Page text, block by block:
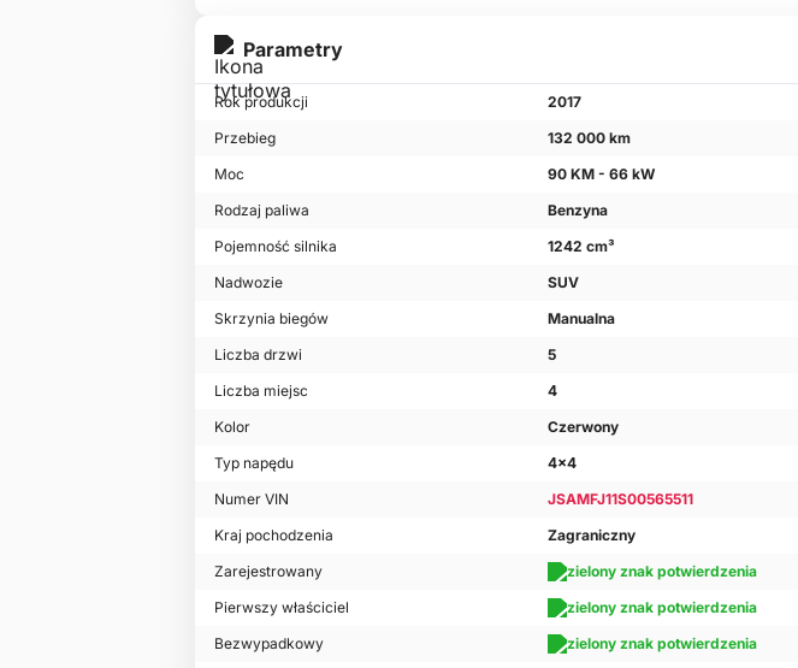
Parametry
Rok produkcji
2017
Przebieg
132 000 km
Moc
90 KM - 66 kW
Rodzaj paliwa
Benzyna
Pojemność silnika
1242 cm³
Nadwozie
SUV
Skrzynia biegów
Manualna
Liczba drzwi
5
Liczba miejsc
4
Kolor
Czerwony
Typ napędu
4x4
Numer VIN
JSAMFJ11S00565511
Kraj pochodzenia
Zagraniczny
Zarejestrowany
Pierwszy właściciel
Bezwypadkowy